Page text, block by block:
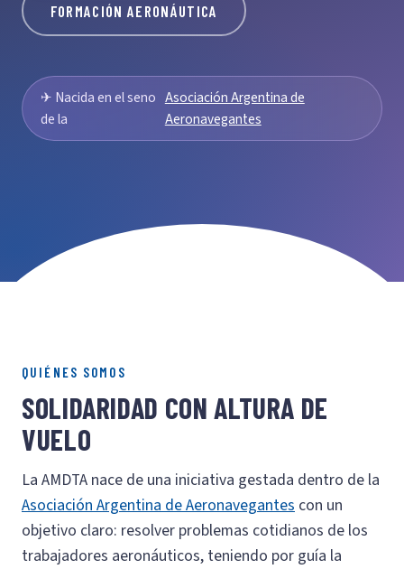
FORMACIÓN AERONÁUTICA
✈ Nacida en el seno
de la
Asociación Argentina de
Aeronavegantes
QUIÉNES SOMOS
SOLIDARIDAD CON ALTURA DE
VUELO
La AMDTA nace de una iniciativa gestada dentro de la
Asociación Argentina de Aeronavegantes con un
objetivo claro: resolver problemas cotidianos de los
trabajadores aeronáuticos, teniendo por guía la